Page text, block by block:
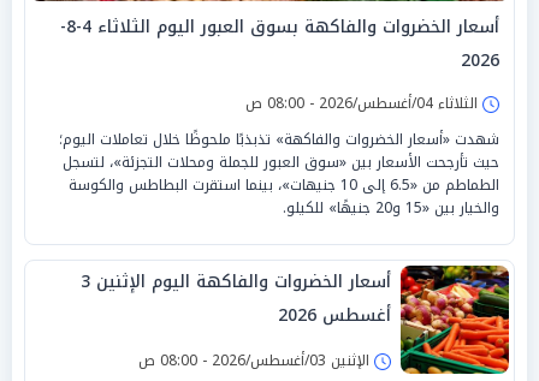
أسعار الخضروات والفاكهة بسوق العبور اليوم الثلاثاء 4-8-
2026
الثلاثاء 04/أغسطس/2026 - 08:00 ص
شهدت «أسعار الخضروات والفاكهة» تذبذبًا ملحوظًا خلال تعاملات اليوم؛
حيث تأرجحت الأسعار بين «سوق العبور للجملة ومحلات التجزئة»، لتسجل
الطماطم من «6.5 إلى 10 جنيهات»، بينما استقرت البطاطس والكوسة
والخيار بين «15 و20 جنيهًا» للكيلو.
أسعار الخضروات والفاكهة اليوم الإثنين 3
أغسطس 2026
الإثنين 03/أغسطس/2026 - 08:00 ص